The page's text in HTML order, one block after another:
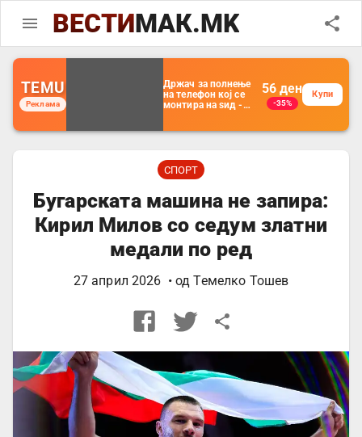
ВЕСТИМАК.MK
TEMU
Реклама
Држач за полнење
на телефон кој се
монтира на ѕид -
организатор за
далечински
управувач
56 ден
-35%
Купи
СПОРТ
Бугарската машина не запира:
Кирил Милов со седум златни
медали по ред
27 април 2026 • одТемелко Тошев